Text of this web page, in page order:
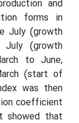
and
forms in
July (growth
July (growth
to June,
(start of
was then
coefficient
showed that